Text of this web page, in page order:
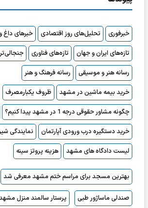
خبرفوری تحلیل‌های روز اقتصادی
خبرهای داغ
تازه‌های ایران و جهان
تازه‌های فناوری
رسانه هنر و موسیقی
رسانه فرهنگ و هنر
خرید بیمه ماشین در مشهد
ظروف یکبارمصرف
چگونه مشاور حقوقی درجه 1 در مشهد پیدا کنیم؟
خرید دستگیره درب ورودی آپارتمان
نمایندگی
لیست دادگاه های مشهد
هزینه پروتز سینه
بهترین مسجد برای مراسم ختم مشهد معرفی شد
صندلی ماساژور طبی پرستار سالمند منزل